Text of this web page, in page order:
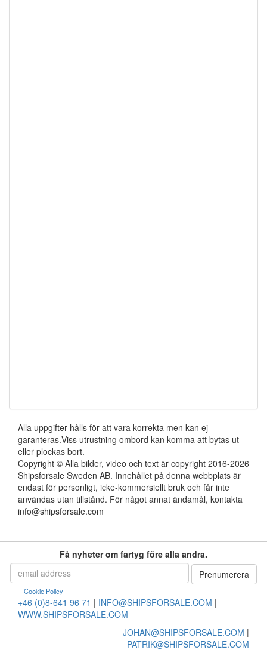
Alla uppgifter hålls för att vara korrekta men kan ej
garanteras.Viss utrustning ombord kan komma att bytas ut
eller plockas bort.
Copyright © Alla bilder, video och text är copyright 2016-2026
Shipsforsale Sweden AB. Innehållet på denna webbplats är
endast för personligt, icke-kommersiellt bruk och får inte
användas utan tillstånd. För något annat ändamål, kontakta
info@shipsforsale.com
Få nyheter om fartyg före alla andra.
Cookie Policy
+46 (0)8-641 96 71 | INFO@SHIPSFORSALE.COM |
WWW.SHIPSFORSALE.COM
JOHAN@SHIPSFORSALE.COM |
PATRIK@SHIPSFORSALE.COM